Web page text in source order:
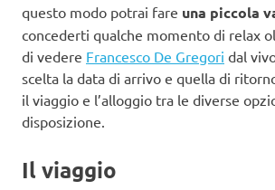
questo modo potrai fare una piccola
concederti qualche momento di relax
di vedere Francesco De Gregori dal
scelta la data di arrivo e quella di
il viaggio e l’alloggio tra le diverse
disposizione.
Il viaggio